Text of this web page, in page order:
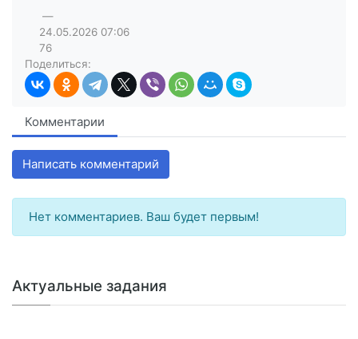
—
24.05.2026 07:06
76
Поделиться:
Комментарии
Написать комментарий
Нет комментариев. Ваш будет первым!
Актуальные задания